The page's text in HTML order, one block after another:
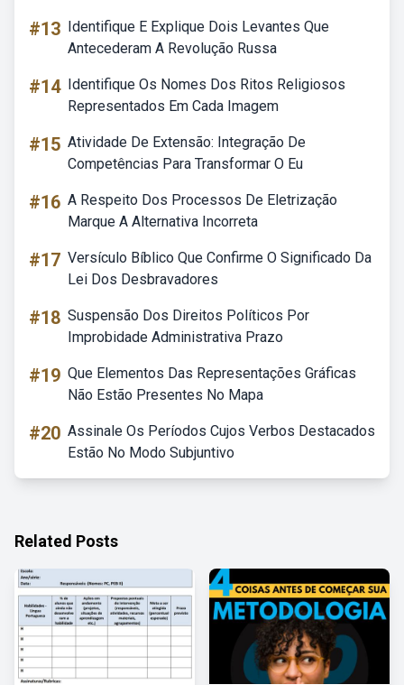
#13 Identifique E Explique Dois Levantes Que
Antecederam A Revolução Russa
#14 Identifique Os Nomes Dos Ritos Religiosos
Representados Em Cada Imagem
#15 Atividade De Extensão: Integração De
Competências Para Transformar O Eu
#16 A Respeito Dos Processos De Eletrização
Marque A Alternativa Incorreta
#17 Versículo Bíblico Que Confirme O Significado Da
Lei Dos Desbravadores
#18 Suspensão Dos Direitos Políticos Por
Improbidade Administrativa Prazo
#19 Que Elementos Das Representações Gráficas
Não Estão Presentes No Mapa
#20 Assinale Os Períodos Cujos Verbos Destacados
Estão No Modo Subjuntivo
Related Posts